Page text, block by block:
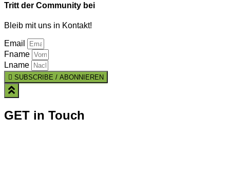
Tritt der Community bei
Bleib mit uns in Kontakt!
Email
Fname
Lname
SUBSCRIBE / ABONNIEREN
GET in Touch